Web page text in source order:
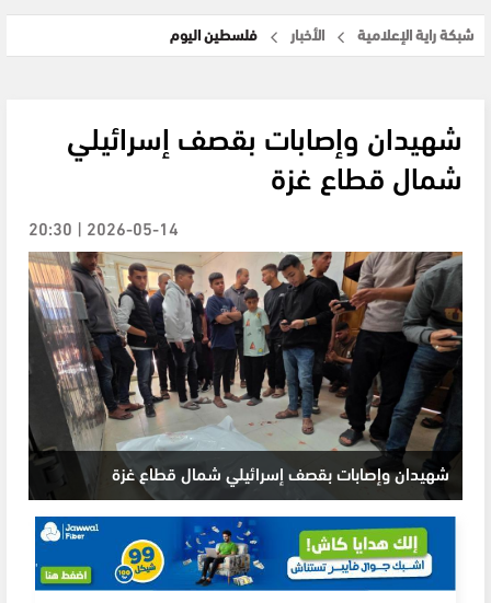
شبكة راية الإعلامية الأخبار فلسطين اليوم
شهيدان وإصابات بقصف إسرائيلي
شمال قطاع غزة
2026-05-14 | 20:30
شهيدان وإصابات بقصف إسرائيلي شمال قطاع غزة